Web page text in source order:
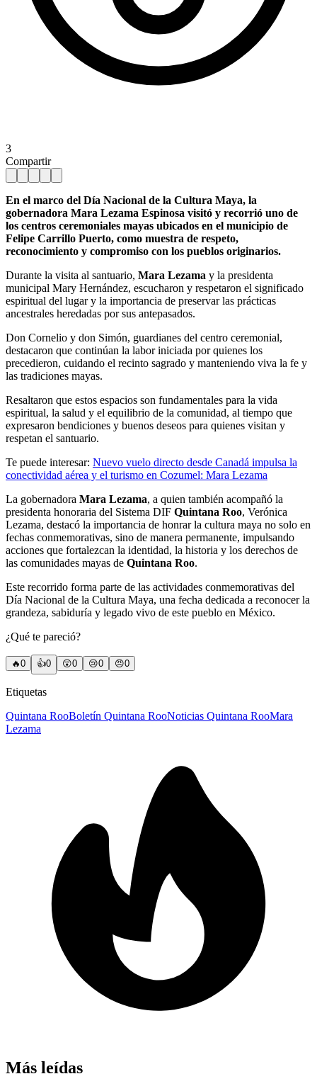
3
Compartir
En el marco del Día Nacional de la Cultura Maya, la
gobernadora Mara Lezama Espinosa visitó y recorrió uno de
los centros ceremoniales mayas ubicados en el municipio de
Felipe Carrillo Puerto, como muestra de respeto,
reconocimiento y compromiso con los pueblos originarios.
Durante la visita al santuario, Mara Lezama y la presidenta
municipal Mary Hernández, escucharon y respetaron el significado
espiritual del lugar y la importancia de preservar las prácticas
ancestrales heredadas por sus antepasados.
Don Cornelio y don Simón, guardianes del centro ceremonial,
destacaron que continúan la labor iniciada por quienes los
precedieron, cuidando el recinto sagrado y manteniendo viva la fe y
las tradiciones mayas.
Resaltaron que estos espacios son fundamentales para la vida
espiritual, la salud y el equilibrio de la comunidad, al tiempo que
expresaron bendiciones y buenos deseos para quienes visitan y
respetan el santuario.
Te puede interesar: Nuevo vuelo directo desde Canadá impulsa la
conectividad aérea y el turismo en Cozumel: Mara Lezama
La gobernadora Mara Lezama, a quien también acompañó la
presidenta honoraria del Sistema DIF Quintana Roo, Verónica
Lezama, destacó la importancia de honrar la cultura maya no solo en
fechas conmemorativas, sino de manera permanente, impulsando
acciones que fortalezcan la identidad, la historia y los derechos de
las comunidades mayas de Quintana Roo.
Este recorrido forma parte de las actividades conmemorativas del
Día Nacional de la Cultura Maya, una fecha dedicada a reconocer la
grandeza, sabiduría y legado vivo de este pueblo en México.
¿Qué te pareció?
🔥0 👍0 😲0 😢0 😠0
Etiquetas
Quintana RooBoletín Quintana RooNoticias Quintana RooMara
Lezama
Más leídas